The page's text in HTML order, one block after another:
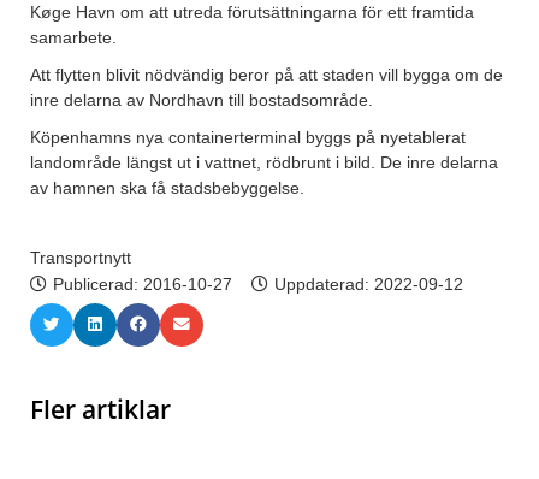
Køge Havn om att utreda förutsättningarna för ett framtida
samarbete.
Att flytten blivit nödvändig beror på att staden vill bygga om de
inre delarna av Nordhavn till bostadsområde.
Köpenhamns nya containerterminal byggs på nyetablerat
landområde längst ut i vattnet, rödbrunt i bild. De inre delarna
av hamnen ska få stadsbebyggelse.
Transportnytt
Publicerad: 2016-10-27 Uppdaterad: 2022-09-12
Fler artiklar